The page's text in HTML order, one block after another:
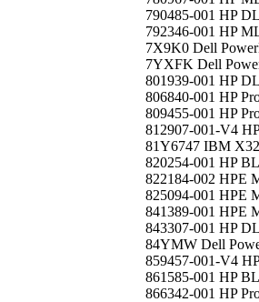
790485-001 HP
792346-001 HP
7X9K0 Dell
7YXFK Dell
801939-001 HP
806840-001 HP
809455-001 HP
812907-001-V4
81Y6747 IBM
820254-001 HP
822184-002 HPE
825094-001 HPE
841389-001 HPE
843307-001 HP
84YMW Dell
859457-001-V4
861585-001 HP
866342-001 HP